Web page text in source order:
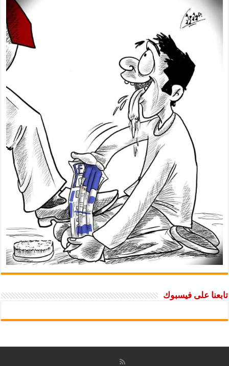
تابعنا على فيسبوك